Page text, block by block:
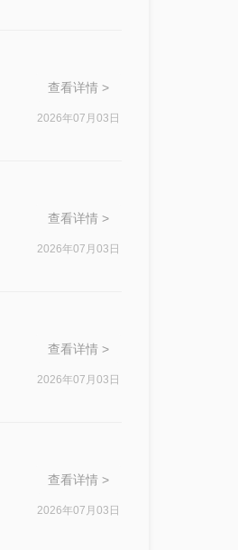
查看详情 >
2026年07月03日
查看详情 >
2026年07月03日
查看详情 >
2026年07月03日
查看详情 >
2026年07月03日